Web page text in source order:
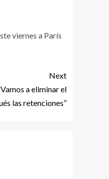
viernes a París
Next
a eliminar el
las retenciones”